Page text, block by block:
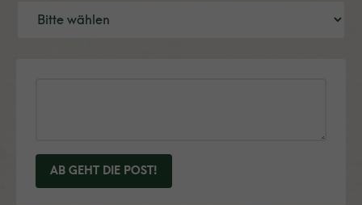
AB GEHT DIE POST!